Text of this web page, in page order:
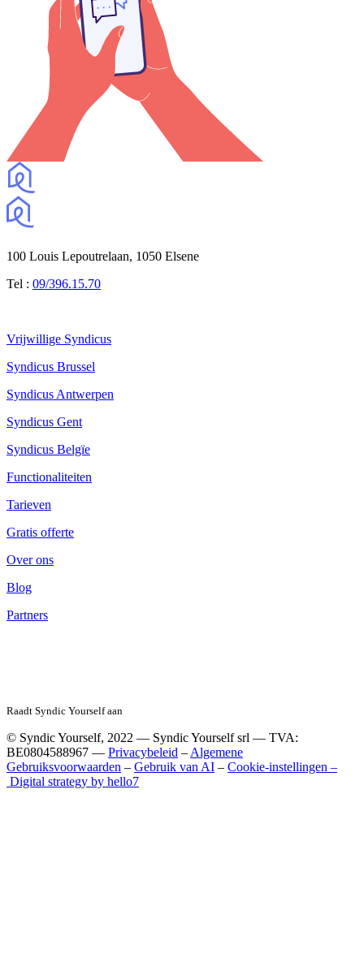
100 Louis Lepoutrelaan, 1050 Elsene
Tel : 09/396.15.70
Vrijwillige Syndicus
Syndicus Brussel
Syndicus Antwerpen
Syndicus Gent
Syndicus Belgïe
Functionaliteiten
Tarieven
Gratis offerte
Over ons
Blog
Partners
Raadt Syndic Yourself aan
© Syndic Yourself, 2022 — Syndic Yourself srl — TVA:
BE0804588967 — Privacybeleid – Algemene
Gebruiksvoorwaarden – Gebruik van AI – Cookie-instellingen –
Digital strategy by hello7